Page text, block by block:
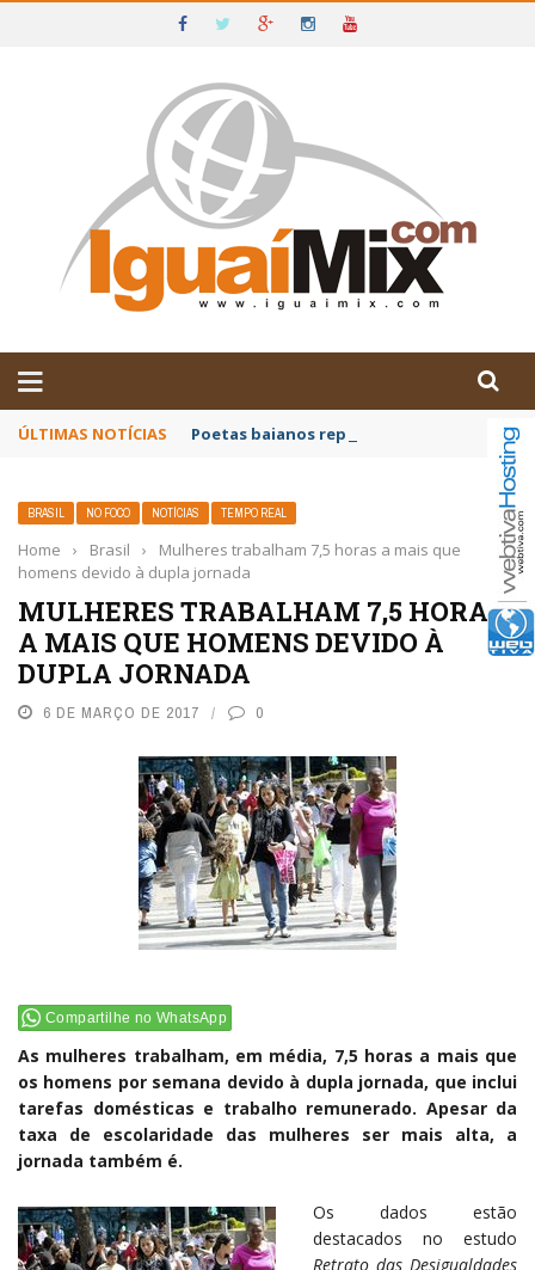
IGUAÍ E SUDOESTE DA BAHIA
ÚLTIMAS NOTÍCIAS Poetas baianos representam o Brasil no
BRASIL NO FOCO NOTÍCIAS TEMPO REAL
Home › Brasil ›
Mulheres trabalham 7,5 horas a mais que
homens devido à dupla jornada
MULHERES TRABALHAM 7,5 HORAS
A MAIS QUE HOMENS DEVIDO À
DUPLA JORNADA
6 DE MARÇO DE 2017 0
Compartilhe no WhatsApp
As mulheres trabalham, em média, 7,5 horas a mais que
os homens por semana devido à dupla jornada, que inclui
tarefas domésticas e trabalho remunerado. Apesar da
taxa de escolaridade das mulheres ser mais alta, a
jornada também é.
Os dados estão
destacados no estudo
Retrato das Desigualdades